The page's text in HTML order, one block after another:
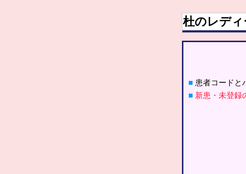
杜のレデ
■ 患者コードと
■ 新患・未登録